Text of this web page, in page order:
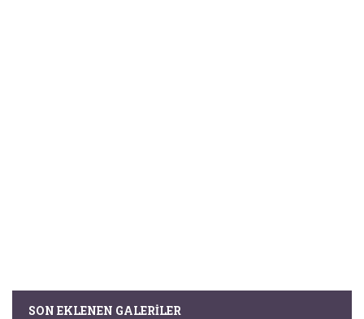
SON EKLENEN GALERILER